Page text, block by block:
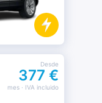
Desde
377 €
mes· IVA incluido